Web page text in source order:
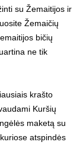
su Žemaitijos ir
Žemaičių
bičių
ne tik
krašto
Kuršių
maketą su
atspindės